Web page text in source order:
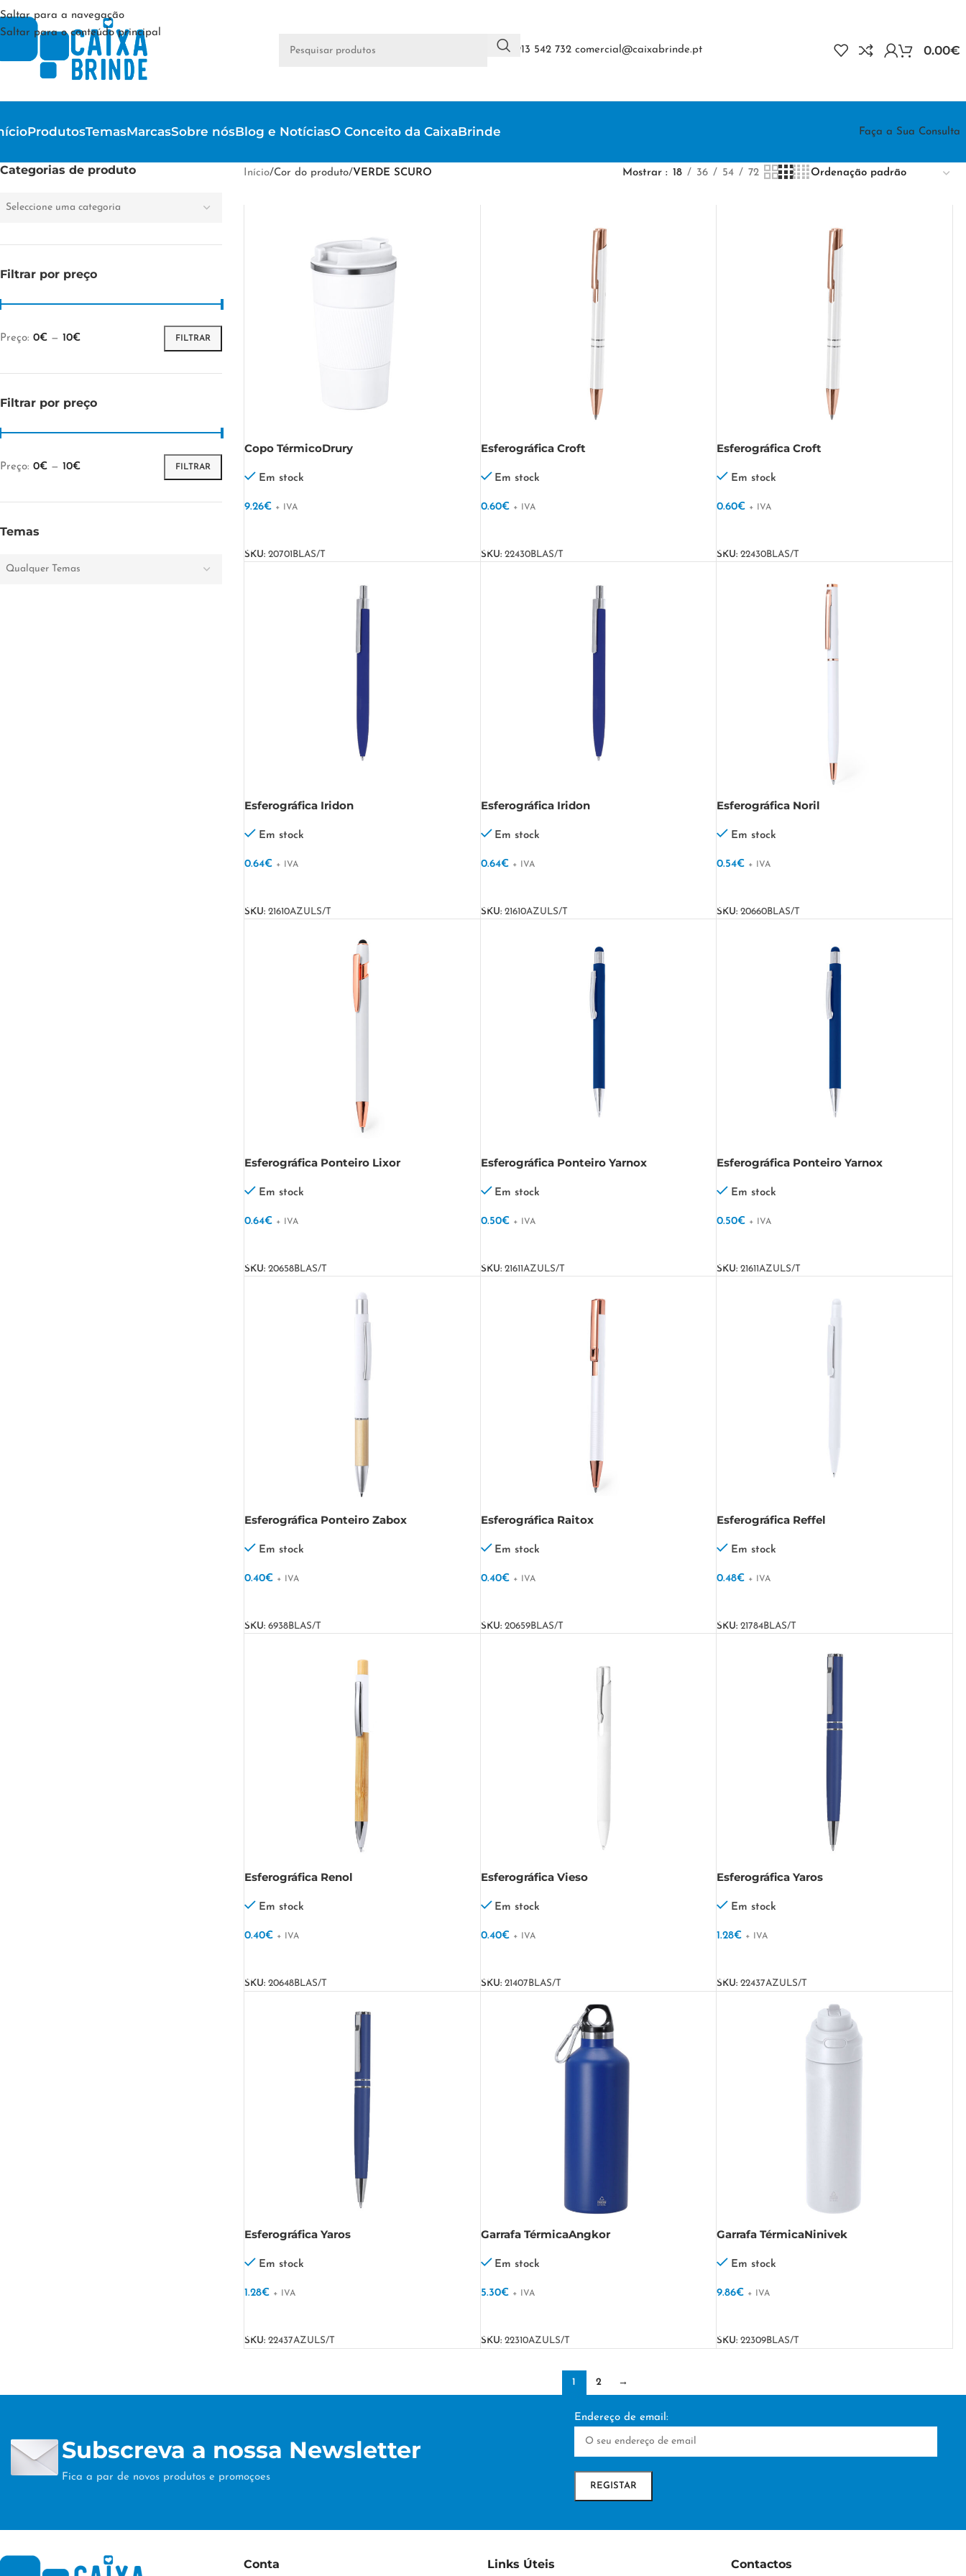
Saltar para a navegação
Saltar para o conteúdo principal
+351 913 542 732 comercial@caixabrinde.pt 0.00€
ProdutosTemasMarcasSobre nósBlog e NotíciasO Conceito da CaixaBrinde Faça a Sua Consulta
Categorias de produto
Seleccione uma categoria
Filtrar por preço
FILTRAR
Preço: 0€ — 10€
Filtrar por preço
FILTRAR
Preço: 0€ — 10€
Temas
Qualquer Temas
Início/Cor do produto/VERDE SCURO Mostrar 18 36 54 72
Copo TérmicoDrury
Em stock
9.26€ + IVA
SKU: 20701BLAS/T
Esferográfica Croft
Em stock
0.60€ + IVA
SKU: 22430BLAS/T
Esferográfica Croft
Em stock
0.60€ + IVA
SKU:22430BLAS/T
Esferográfica Iridon
Em stock
0.64€ + IVA
SKU: 21610AZULS/T
Esferográfica Iridon
Em stock
0.64€ + IVA
SKU: 21610AZULS/T
Esferográfica Noril
Em stock
0.54€ + IVA
SKU:20660BLAS/T
Esferográfica Ponteiro Lixor
Em stock
0.64€ + IVA
SKU: 20658BLAS/T
Esferográfica Ponteiro Yarnox
Em stock
0.50€ + IVA
SKU: 21611AZULS/T
Esferográfica Ponteiro Yarnox
Em stock
0.50€ + IVA
SKU:21611AZULS/T
Esferográfica Ponteiro Zabox
Em stock
0.40€ + IVA
SKU: 6938BLAS/T
Esferográfica Raitox
Em stock
0.40€ + IVA
SKU: 20659BLAS/T
Esferográfica Reffel
Em stock
0.48€ + IVA
SKU:21784BLAS/T
Esferográfica Renol
Em stock
0.40€ + IVA
SKU: 20648BLAS/T
Esferográfica Vieso
Em stock
0.40€ + IVA
SKU: 21407BLAS/T
Esferográfica Yaros
Em stock
1.28€ + IVA
SKU:22437AZULS/T
Esferográfica Yaros
Em stock
1.28€ + IVA
SKU: 22437AZULS/T
Garrafa TérmicaAngkor
Em stock
5.30€ + IVA
SKU: 22310AZULS/T
Garrafa TérmicaNinivek
Em stock
9.86€ + IVA
SKU:22309BLAS/T
1 2 →
Subscreva a nossa Newsletter
Fica a par de novos produtos e promoçoes
Endereço de email:
Conta Links Úteis Contactos